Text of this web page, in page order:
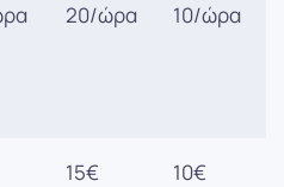
20/ώρα 10/ώρα
15€ 10€